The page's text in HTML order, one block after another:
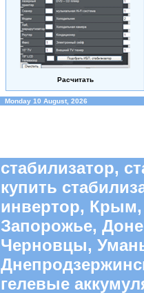
Расчитать
Monday 10 August, 2026
стабилизатор,
купить
инвертор, Крым,
Запорожье,
Черновцы,
гелевые